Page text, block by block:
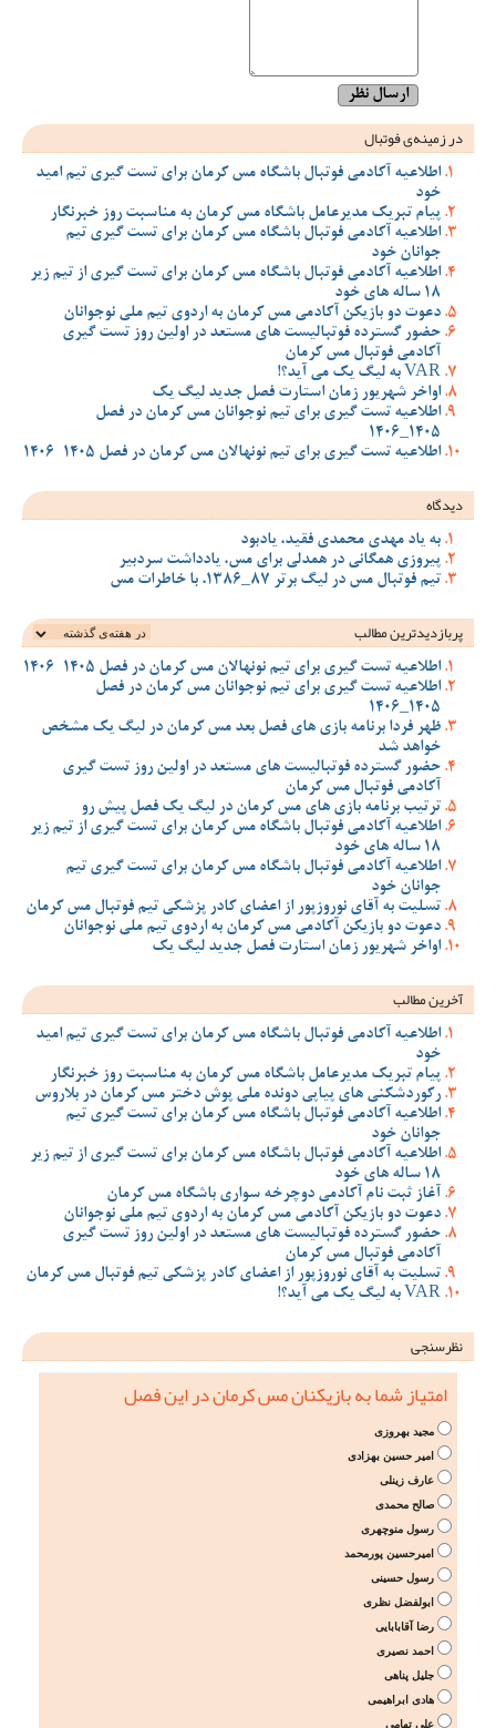
در زمینه‌ی فوتبال
اطلاعیه آکادمی فوتبال باشگاه مس کرمان برای تست گیری تیم امید
خود
پیام تبریک مدیرعامل باشگاه مس کرمان به مناسبت روز خبرنگار
اطلاعیه آکادمی فوتبال باشگاه مس کرمان برای تست گیری تیم
جوانان خود
اطلاعیه آکادمی فوتبال باشگاه مس کرمان برای تست گیری از تیم زیر
18 ساله های خود
دعوت دو بازیکن آکادمی مس کرمان به اردوی تیم ملی نوجوانان
حضور گسترده فوتبالیست های مستعد در اولین روز تست گیری
آکادمی فوتبال مس کرمان
VAR به لیگ یک می آید؟!
اواخر شهریور زمان استارت فصل جدید لیگ یک
اطلاعیه تست گیری برای تیم نوجوانان مس کرمان در فصل
1405_1406
اطلاعیه تست گیری برای تیم نونهالان مس کرمان در فصل 1405-1406
دیدگاه
به یاد مهدی محمدی فقید، یادبود
پیروزی همگانی در همدلی برای مس، یادداشت سردبیر
تیم فوتبال مس در لیگ برتر 87_1386، با خاطرات مس
پربازدیدترین‌ مطالب
اطلاعیه تست گیری برای تیم نونهالان مس کرمان در فصل 1405-1406
اطلاعیه تست گیری برای تیم نوجوانان مس کرمان در فصل
1405_1406
ظهر فردا برنامه بازی های فصل بعد مس کرمان در لیگ یک مشخص
خواهد شد
حضور گسترده فوتبالیست های مستعد در اولین روز تست گیری
آکادمی فوتبال مس کرمان
ترتیب برنامه بازی های مس کرمان در لیگ یک فصل پیش رو
اطلاعیه آکادمی فوتبال باشگاه مس کرمان برای تست گیری از تیم زیر
18 ساله های خود
اطلاعیه آکادمی فوتبال باشگاه مس کرمان برای تست گیری تیم
جوانان خود
تسلیت به آقای نوروزپور از اعضای کادر پزشکی تیم فوتبال مس کرمان
دعوت دو بازیکن آکادمی مس کرمان به اردوی تیم ملی نوجوانان
اواخر شهریور زمان استارت فصل جدید لیگ یک
آخرین مطالب
اطلاعیه آکادمی فوتبال باشگاه مس کرمان برای تست گیری تیم امید
خود
پیام تبریک مدیرعامل باشگاه مس کرمان به مناسبت روز خبرنگار
رکوردشکنی های پیاپی دونده ملی پوش دختر مس کرمان در بلاروس
اطلاعیه آکادمی فوتبال باشگاه مس کرمان برای تست گیری تیم
جوانان خود
اطلاعیه آکادمی فوتبال باشگاه مس کرمان برای تست گیری از تیم زیر
18 ساله های خود
آغاز ثبت نام آکادمی دوچرخه سواری باشگاه مس کرمان
دعوت دو بازیکن آکادمی مس کرمان به اردوی تیم ملی نوجوانان
حضور گسترده فوتبالیست های مستعد در اولین روز تست گیری
آکادمی فوتبال مس کرمان
تسلیت به آقای نوروزپور از اعضای کادر پزشکی تیم فوتبال مس کرمان
VAR به لیگ یک می آید؟!
نظرسنجی
امتیاز شما به بازیکنان مس کرمان در این فصل
مجید بهروزی
امیر حسین بهزادی
عارف زینلی
صالح محمدی
رسول منوچهری
امیرحسین پورمحمد
رسول حسینی
ابولفضل نظری
رضا آقابابایی
احمد نصیری
جلیل پناهی
هادی ابراهیمی
علی تهامی